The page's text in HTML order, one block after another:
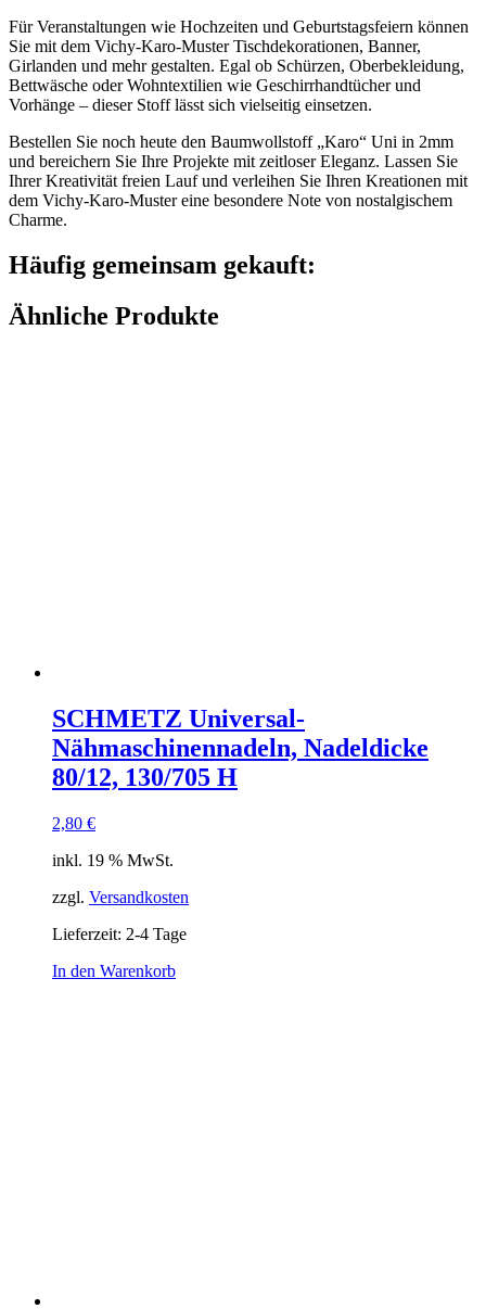
Für Veranstaltungen wie Hochzeiten und Geburtstagsfeiern können
Sie mit dem Vichy-Karo-Muster Tischdekorationen, Banner,
Girlanden und mehr gestalten. Egal ob Schürzen, Oberbekleidung,
Bettwäsche oder Wohntextilien wie Geschirrhandtücher und
Vorhänge – dieser Stoff lässt sich vielseitig einsetzen.
Bestellen Sie noch heute den Baumwollstoff „Karo“ Uni in 2mm
und bereichern Sie Ihre Projekte mit zeitloser Eleganz. Lassen Sie
Ihrer Kreativität freien Lauf und verleihen Sie Ihren Kreationen mit
dem Vichy-Karo-Muster eine besondere Note von nostalgischem
Charme.
Häufig gemeinsam gekauft:
Ähnliche Produkte
SCHMETZ Universal-
Nähmaschinennadeln, Nadeldicke
80/12, 130/705 H
2,80 €
inkl. 19 % MwSt.
zzgl. Versandkosten
Lieferzeit: 2-4 Tage
In den Warenkorb